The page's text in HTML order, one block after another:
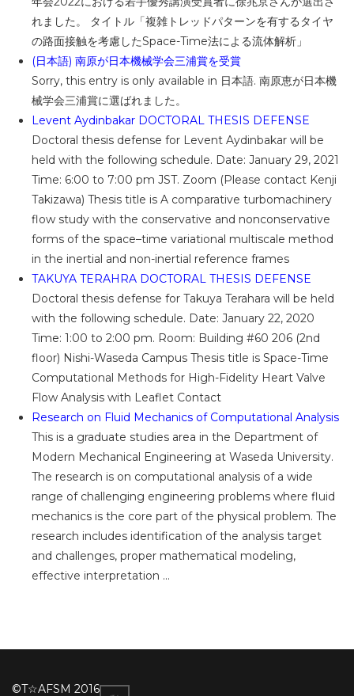
れました。 タイトル「複雑トレッドパターンを有するタイヤ
の路面接触を考慮したSpace-Time法による流体解析」
(日本語) 南原が日本機械学会三浦賞を受賞
Sorry, this entry is only available in 日本語. 南原恵が日本機
械学会三浦賞に選ばれました。
Levent Aydinbakar DOCTORAL THESIS DEFENSE
Doctoral thesis defense for Levent Aydinbakar will be
held with the following schedule. Date: January 29, 2021
Time: 6:00 to 7:00 pm JST. Zoom (Please contact Kenji
Takizawa) Thesis title is A comparative turbomachinery
flow study with the conservative and nonconservative
forms of the space–time variational multiscale method
in the inertial and non-inertial reference frames
TAKUYA TERAHRA DOCTORAL THESIS DEFENSE
Doctoral thesis defense for Takuya Terahara will be held
with the following schedule. Date: January 22, 2020
Time: 1:00 to 2:00 pm. Room: Building #60 206 (2nd
floor) Nishi-Waseda Campus Thesis title is Space-Time
Computational Methods for High-Fidelity Heart Valve
Flow Analysis with Leaflet Contact
Research on Fluid Mechanics of Computational Analysis
This is a graduate studies area in the Department of
Modern Mechanical Engineering at Waseda University.
The research is on computational analysis of a wide
range of challenging engineering problems where fluid
mechanics is the core part of the physical problem. The
research includes identification of the analysis target
and challenges, proper mathematical modeling,
effective interpretation ...
©T☆AFSM 2016